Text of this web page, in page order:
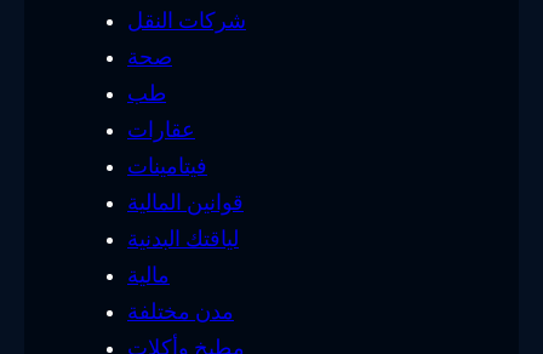
شركات النقل
صحة
طب
عقارات
فيتامينات
قوانين المالية
لياقتك البدنية
مالية
مدن مختلفة
مطبخ وأكلات